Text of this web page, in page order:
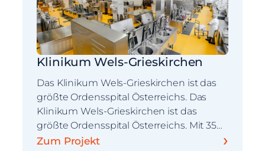
Klinikum Wels-Grieskirchen
Das Klinikum Wels-Grieskirchen ist das
größte Ordensspital Österreichs. Das
Klinikum Wels-Grieskirchen ist das
größte Ordensspital Österreichs. Mit 35…
Zum Projekt ›